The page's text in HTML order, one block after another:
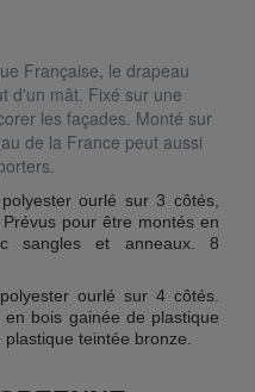
Française, le drapeau
d'un mât. Fixé sur une
les façades. Monté sur
de la France peut aussi
ourlé sur 3 côtés,
pour être montés en
sangles et anneaux. 8
ourlé sur 4 côtés.
bois gainée de plastique
teintée bronze.